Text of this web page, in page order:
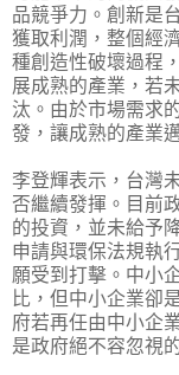
品競爭力。創新是
獲取利潤，整個經
種創造性破壞過程
展成熟的產業，若
汰。由於市場需求
發，讓成熟的產業
李登輝表示，台灣
否繼續發揮。目前
的投資，並未給予
申請與環保法規執
願受到打擊。中小
比，但中小企業卻
府若再任由中小企
是政府絕不容忽視